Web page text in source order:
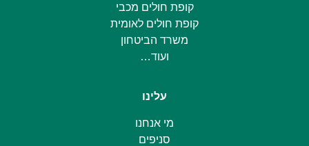
קופת חולים מכבי
קופת חולים לאומית
משרד הביטחון
ועוד…
עלינו
מי אנחנו
סניפים